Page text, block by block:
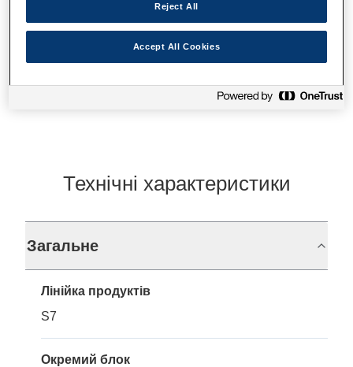
Де купити
Технічні характеристики
Загальне
Лінійка продуктів
S7
Окремий блок
Reject All
Accept All Cookies